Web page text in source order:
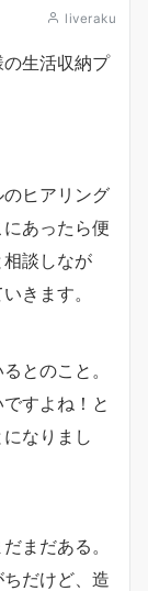
liveraku
生活収納プ
ヒアリング
あったら便
談しなが
きます。
とのこと。
すよね！と
なりまし
まだある。
だけど、造